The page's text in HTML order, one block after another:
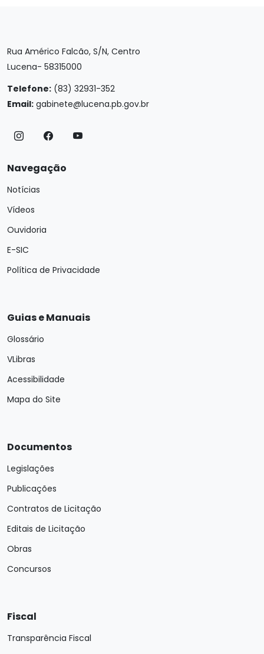
Rua Américo Falcão, S/N, Centro
Lucena- 58315000
Telefone: (83) 32931-352
Email: gabinete@lucena.pb.gov.br
Navegação
Notícias
Vídeos
Ouvidoria
E-SIC
Política de Privacidade
Guias e Manuais
Glossário
VLibras
Acessibilidade
Mapa do Site
Documentos
Legislações
Publicações
Contratos de Licitação
Editais de Licitação
Obras
Concursos
Fiscal
Transparência Fiscal